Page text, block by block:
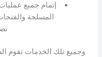
إتمام جميع
المسلحة
وجميع تلك الخدمات تقوم